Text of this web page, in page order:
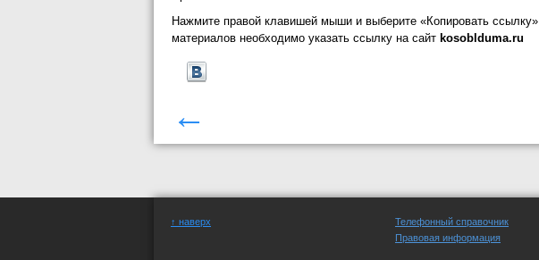
Нажмите правой клавишей мыши и выберите «Копировать ссылку»
материалов необходимо указать ссылку на сайт kosoblduma.ru
←
↑ наверх
Телефонный справочник
Правовая информация